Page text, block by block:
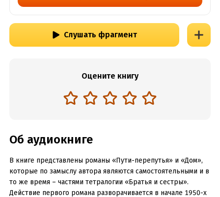
Слушать фрагмент
Оцените книгу
Об аудиокниге
В книге представлены романы «Пути-перепутья» и «Дом»,
которые по замыслу автора являются самостоятельными и в
то же время – частями тетралогии «Братья и сестры».
Действие первого романа разворачивается в начале 1950-х